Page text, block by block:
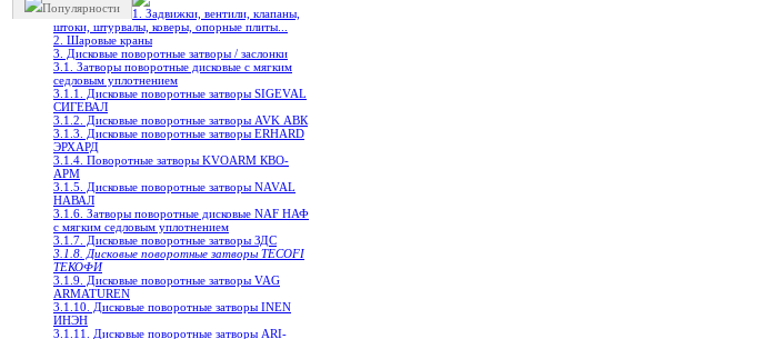
Популярности
1. Задвижки, вентили, клапаны,
штоки, штурвалы, коверы, опорные плиты...
2. Шаровые краны
3. Дисковые поворотные затворы / заслонки
3.1. Затворы поворотные дисковые с мягким
седловым уплотнением
3.1.1. Дисковые поворотные затворы SIGEVAL
СИГЕВАЛ
3.1.2. Дисковые поворотные затворы AVK АВК
3.1.3. Дисковые поворотные затворы ERHARD
ЭРХАРД
3.1.4. Поворотные затворы KVOARM КВО-
АРМ
3.1.5. Дисковые поворотные затворы NAVAL
НАВАЛ
3.1.6. Затворы поворотные дисковые NAF НАФ
с мягким седловым уплотнением
3.1.7. Дисковые поворотные затворы ЗДС
3.1.8. Дисковые поворотные затворы TECOFI
ТЕКОФИ
3.1.9. Дисковые поворотные затворы VAG
ARMATUREN
3.1.10. Дисковые поворотные затворы INEN
ИНЭН
3.1.11. Дисковые поворотные затворы ARI-